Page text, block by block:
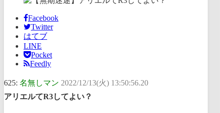
Facebook
Twitter
はてブ
LINE
Pocket
Feedly
625: 名無しマン 2022/12/13(火) 13:50:56.20
アリエルてR3してよい？